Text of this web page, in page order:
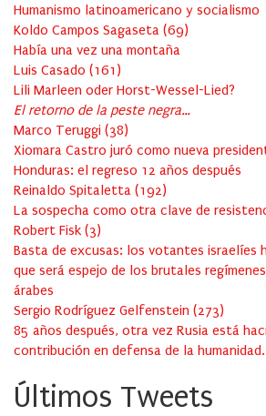
Humanismo latinoamericano y socialismo
Koldo Campos Sagaseta (69)
Había una vez una montaña
Luis Casado (161 )
Lili Marleen oder Horst-Wessel-Lied?
El retorno de la peste negra…
Marco Teruggi (38)
Xiomara Castro juró como nueva
Honduras: el regreso 12 años después
Reinaldo Spitaletta (192)
La sospecha como otra clave de
Robert Fisk (3)
Basta de excusas: los votantes israelíes
que será espejo de los brutales
árabes
Sergio Rodríguez Gelfenstein (273)
85 años después, otra vez Rusia está
contribución en defensa de la humanidad.
Últimos Tweets